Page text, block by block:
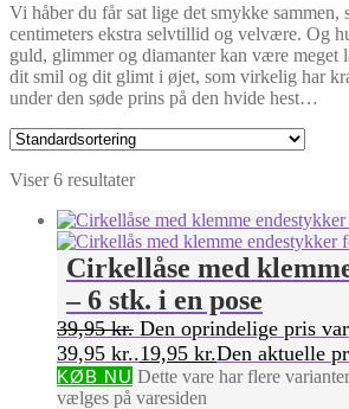
Vi håber du får sat lige det smykke sammen,
centimeters ekstra selvtillid og velvære. Og
guld, glimmer og diamanter kan være meget
dit smil og dit glimt i øjet, som virkelig har
under den søde prins på den hvide hest…
Viser 6 resultater
Cirkellåse med
– 6 stk. i en pose
39,95kr. Den oprindelige pris
39,95 kr..19,95 kr.Den aktuelle
KØB NU Dette vare har flere
vælges på varesiden